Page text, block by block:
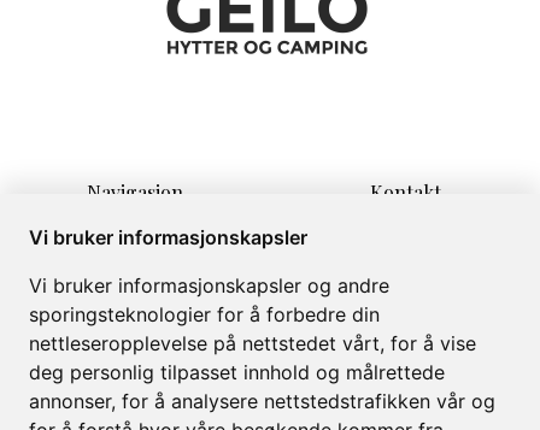
Vi bruker informasjonskapsler
Vi bruker informasjonskapsler og andre
sporingsteknologier for å forbedre din
nettleseropplevelse på nettstedet vårt, for å vise
deg personlig tilpasset innhold og målrettede
annonser, for å analysere nettstedstrafikken vår og
Navigasjon
Hjem
Informasjon
Om
Galleri
Kontakt
info@campinggeilo.no
+47 57999999